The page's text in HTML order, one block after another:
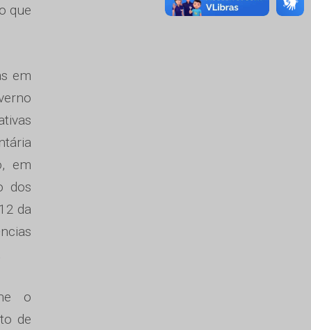
que
em
em
dos
da
o
de